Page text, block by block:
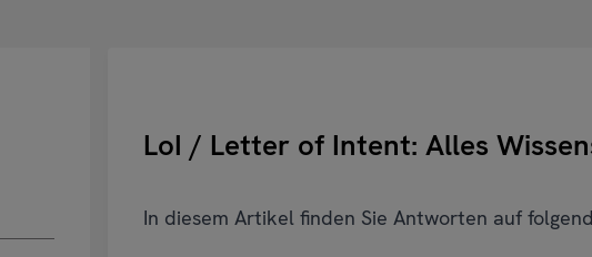
LoI / Letter of Intent: Alles
In diesem Artikel finden Sie Antworten auf